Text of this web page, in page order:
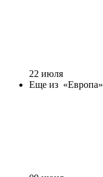
22 июля
Еще из «Европа»